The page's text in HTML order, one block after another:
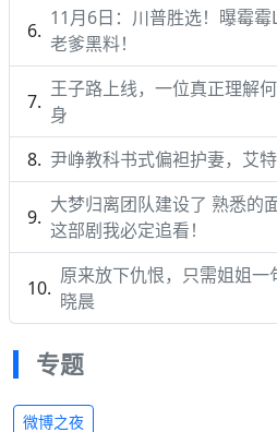
11月6日：川普胜选！曝霉
老爹黑料！
王子路上线，一位真正理解
身
尹峥教科书式偏袒护妻，艾
大梦归离团队建设了 熟悉的
这部剧我必定追看！
原来放下仇恨，只需姐姐一
晓晨
专题
微博之夜